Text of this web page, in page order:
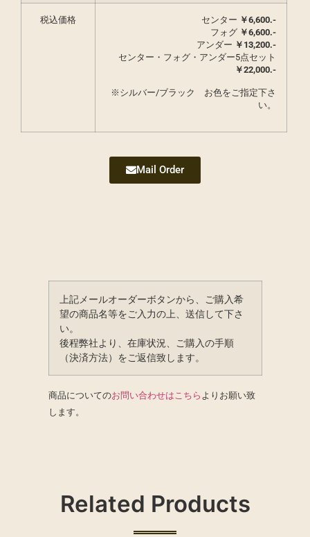
税込価格 センター ￥6,600.-
フォグ ￥6,600.-
アンダー ￥ 13,200.-
センター・フォグ・アンダー5点セット
￥22,000.-
※シルバー/ブラック お色をご指定下さ
い。
Mail Order
上記メールオーダーボタンから、ご購入希
望の商品名等をご入力の上、送信して下さ
い。
後程弊社より、在庫状況、ご購入の手順
（決済方法）をご返信致します。
商品についてのお問い合わせはこちらよりお願い致
します。
Related Products